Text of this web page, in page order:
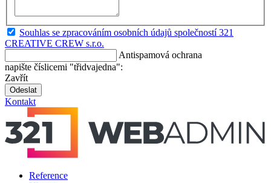
Souhlas se zpracováním osobních údajů společností 321
CREATIVE CREW s.r.o.
Antispamová ochrana
napište číslicemi "třidvajedna":
Zavřít
Odeslat
Kontakt
Reference